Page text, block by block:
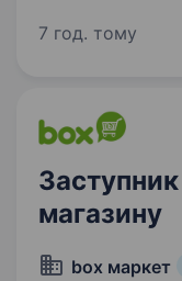
та роздрібної
7 год. тому
магазину
box маркет